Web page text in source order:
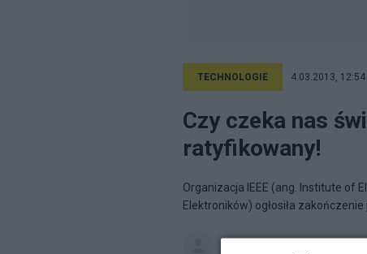
TECHNOLOGIE 4.03.2013, 12:54
Czy czeka nas
ratyfikowany!
Organizacja IEEE (ang. Institute of
Elektroników) ogłosiła